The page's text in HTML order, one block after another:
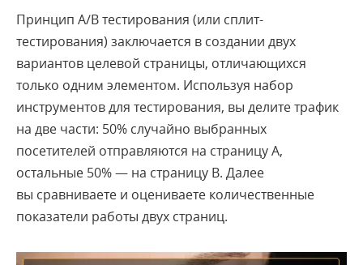
Принцип A/B тестирования (или сплит-
тестирования) заключается в создании двух
вариантов целевой страницы, отличающихся
только одним элементом. Используя набор
инструментов для тестирования, вы делите трафик
на две части: 50% случайно выбранных
посетителей отправляются на страницу А,
остальные 50% — на страницу В. Далее
вы сравниваете и оцениваете количественные
показатели работы двух страниц.